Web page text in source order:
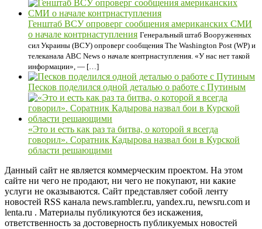
Генштаб ВСУ опроверг сообщения американских СМИ
о начале контрнаступления Генеральный штаб Вооруженных
сил Украины (ВСУ) опроверг сообщения The Washington Post (WP) и
телеканала ABC News о начале контрнаступления. «У нас нет такой
информации», — […]
Песков поделился одной деталью о работе с Путиным
«Это и есть как раз та битва, о которой я всегда
говорил». Соратник Кадырова назвал бои в Курской
области решающими
Данный сайт не является коммерческим проектом. На этом
сайте ни чего не продают, ни чего не покупают, ни какие
услуги не оказываются. Сайт представляет собой ленту
новостей RSS канала news.rambler.ru, yandex.ru, newsru.com и
lenta.ru . Материалы публикуются без искажения,
ответственность за достоверность публикуемых новостей